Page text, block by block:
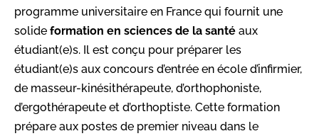
programme universitaire en France qui fournit une
solide formation en sciences de la santé aux
étudiant(e)s. Il est conçu pour préparer les
étudiant(e)s aux concours d’entrée en école d’infirmier,
de masseur-kinésithérapeute, d’orthophoniste,
d’ergothérapeute et d’orthoptiste. Cette formation
prépare aux postes de premier niveau dans le